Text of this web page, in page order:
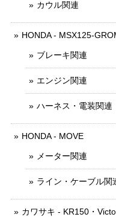
カウル関連
HONDA - MSX125-
ブレーキ関連
エンジン関連
ハーネス・電装関連
HONDA - MOVE
メーター関連
ライン・ケーブル関
カワサキ - KR150・